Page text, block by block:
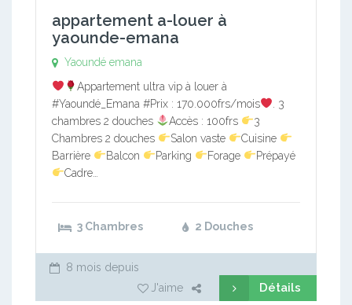
appartement a-louer à
yaounde-emana
Yaoundé emana
Appartement ultra vip à louer à
#Yaoundé_Emana #Prix : 170.000frs/mois
. 3
chambres 2 douches
Accès : 100frs
3
Chambres 2 douches
Salon vaste
Cuisine
Barrière
Balcon Parking Forage
Prépayé
Cadre…
3 Chambres 2 Douches
8 mois depuis
J'aime
Détails